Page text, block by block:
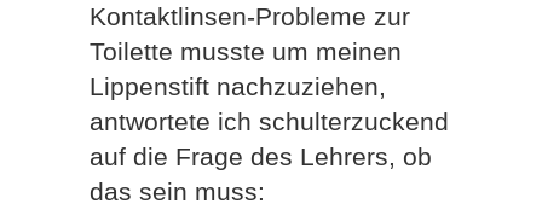
Kontaktlinsen-Probleme zur
Toilette musste um meinen
Lippenstift nachzuziehen,
antwortete ich schulterzuckend
auf die Frage des Lehrers, ob
das sein muss: